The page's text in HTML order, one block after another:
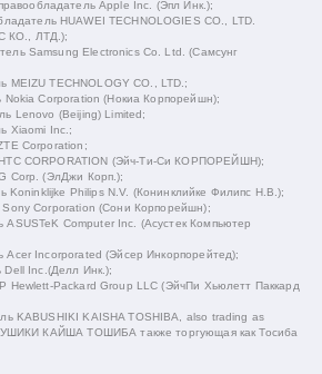
Apple Inc. (Эпл Инк.);
HUAWEI TECHNOLOGIES CO., LTD.
КО., ЛТД.);
Samsung Electronics Co. Ltd. (Самсунг
MEIZU TECHNOLOGY CO., LTD.;
Nokia Corporation (Нокиа Корпорейшн);
Lenovo (Beijing) Limited;
Xiaomi Inc.;
Corporation;
CORPORATION (Эйч-Ти-Си КОРПОРЕЙШН);
Corp. (ЭлДжи Корп.);
Koninklijke Philips N.V. (Конинклийке Филипс Н.В.);
Sony Corporation (Сони Корпорейшн);
ASUSTeK Computer Inc. (Асустек Компьютер
Acer Incorporated (Эйсер Инкорпорейтед);
Dell Inc.(Делл Инк.);
Hewlett-Packard Group LLC (ЭйчПи Хьюлетт Паккард
KABUSHIKI KAISHA TOSHIBA, also trading as
КАЙША ТОШИБА также торгующая как Тосиба